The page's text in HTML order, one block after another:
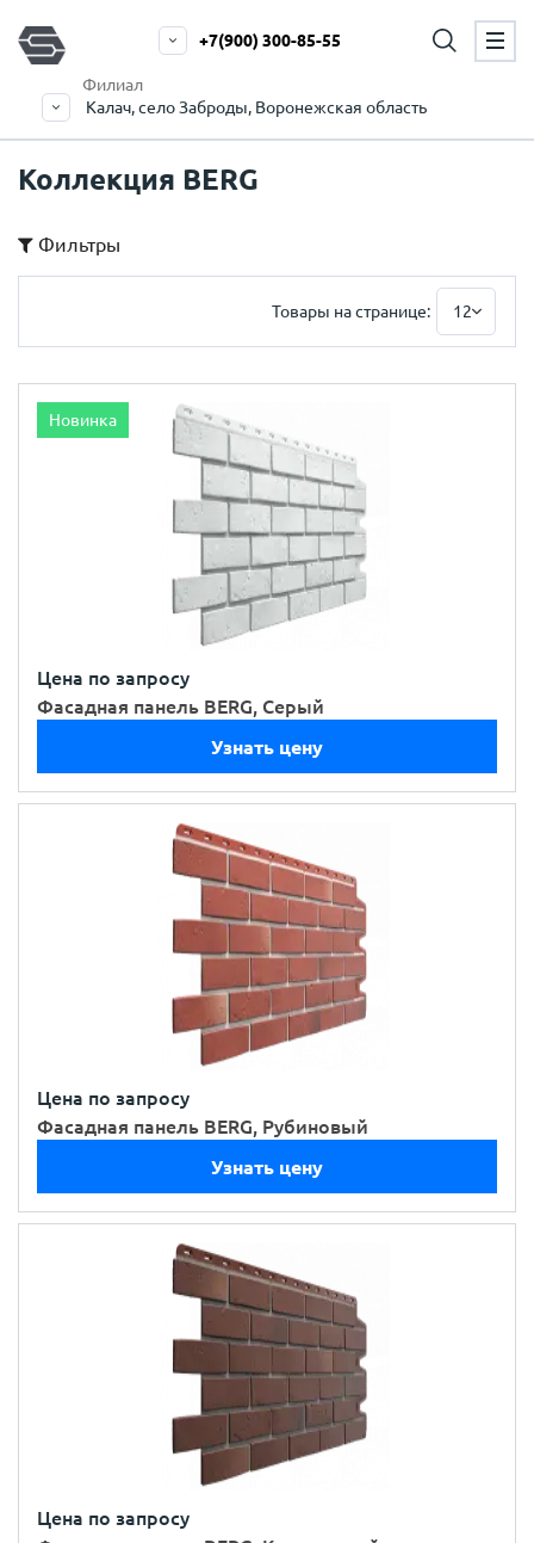
Филиал
Калач, село Заброды, Воронежская область
+7(900) 300-85-55
Коллекция BERG
Фильтры
Товары на странице: 12
Новинка
Цена по запросу
Фасадная панель BERG, Серый
Узнать цену
Цена по запросу
Фасадная панель BERG, Рубиновый
Узнать цену
Цена по запросу